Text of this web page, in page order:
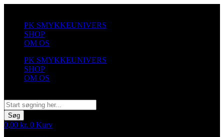
indholdPK SMYKKEUNIVERS
SHOP
OM OS
PK SMYKKEUNIVERS
SHOP
OM OS
Søg
0,00 kr. 0 Kurv